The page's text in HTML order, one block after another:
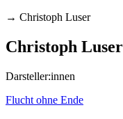
→ Christoph Luser
Christoph Luser
Darsteller:innen
Flucht ohne Ende